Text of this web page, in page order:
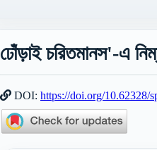
ঢোঁড়াই চরিতমানস'-এ
DOI: https://doi.org/10.62328/